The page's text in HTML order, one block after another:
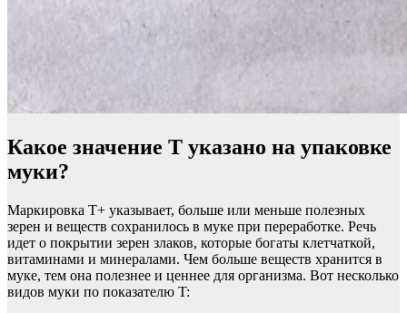
Какое значение T указано на упаковке
муки?
Маркировка Т+ указывает, больше или меньше полезных
зерен и веществ сохранилось в муке при переработке. Речь
идет о покрытии зерен злаков, которые богаты клетчаткой,
витаминами и минералами. Чем больше веществ хранится в
муке, тем она полезнее и ценнее для организма. Вот несколько
видов муки по показателю T: